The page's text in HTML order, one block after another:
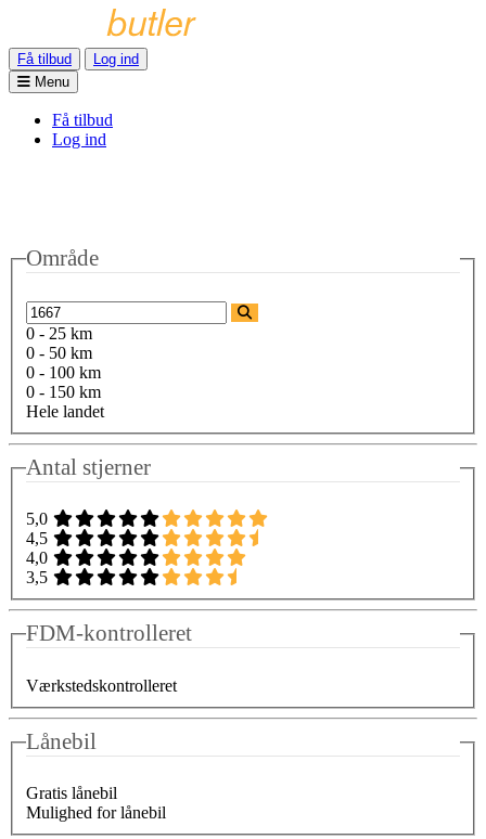
Få tilbud
Log ind
Menu
Få tilbud
Log ind
Område
0 - 25 km
0 - 50 km
0 - 100 km
0 - 150 km
Hele landet
Antal stjerner
5,0
4,5
4,0
3,5
FDM-kontrolleret
Værkstedskontrolleret
Lånebil
Gratis lånebil
Mulighed for lånebil